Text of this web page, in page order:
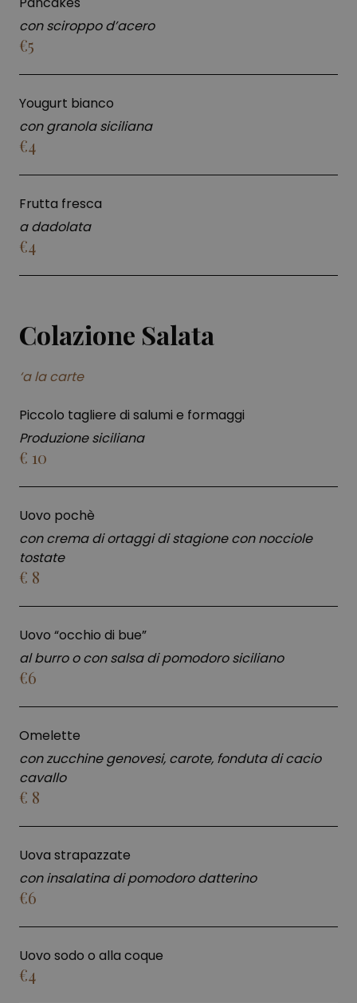
con sciroppo d’acero
€5
Yougurt bianco
con granola siciliana
€4
Frutta fresca
a dadolata
€4
Colazione Salata
‘a la carte
Piccolo tagliere di salumi e formaggi
Produzione siciliana
€ 10
Uovo pochè
con crema di ortaggi di stagione con nocciole
tostate
€ 8
Uovo “occhio di bue”
al burro o con salsa di pomodoro siciliano
€6
Omelette
con zucchine genovesi, carote, fonduta di cacio
cavallo
€ 8
Uova strapazzate
con insalatina di pomodoro datterino
€6
Uovo sodo o alla coque
€4